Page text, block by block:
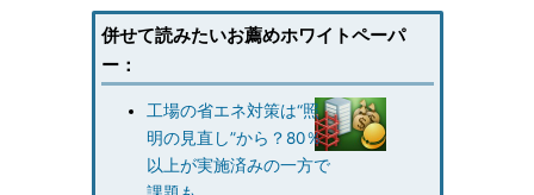
併せて読みたいお薦めホワイトペーパ
ー：
工場の省エネ対策は“照
明の見直し”から？80％
以上が実施済みの一方で